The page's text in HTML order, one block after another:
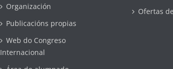
Organización
Publicacións propias
Web do Congreso
Internacional
Ofertas